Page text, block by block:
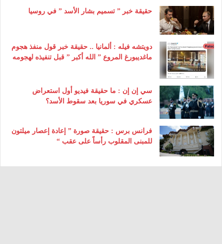
حقيقة خبر ” تسميم بشار الأسد ” في روسيا
دويتشه فيله : ألمانيا .. حقيقة خبر قول منفذ هجوم
ماغديبورغ المروع ” الله أكبر ” قبل تنفيذه لهجومه
سي إن إن : ما حقيقة فيديو أول استعراض
عسكري في سوريا بعد سقوط الأسد؟
فرانس برس : حقيقة صورة ” إعادة إعصار ميلتون
للمبنى المقلوب رأساً على عقب “